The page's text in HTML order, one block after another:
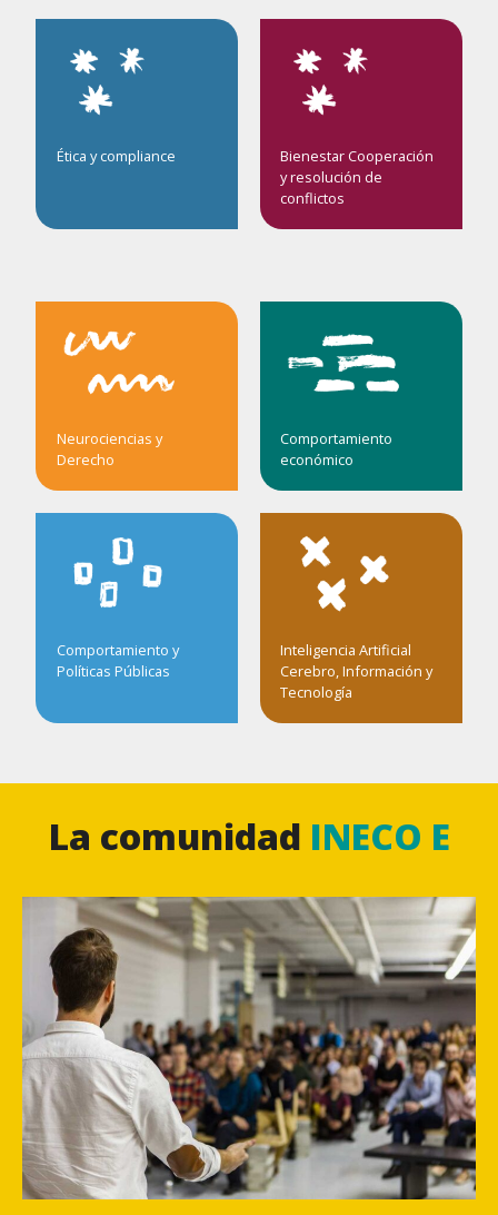
Ética y compliance
Bienestar Cooperación
y resolución de
conflictos
Neurociencias y
Derecho
Comportamiento
económico
Comportamiento y
Políticas Públicas
Inteligencia Artificial
Cerebro, Información y
Tecnología
La comunidad INECO E